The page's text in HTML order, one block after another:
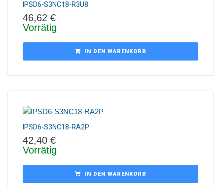
IPSD6-S3NC18-R3U8
46,62 €
Vorrätig
IN DEN WARENKORB
IPSD6-S3NC18-RA2P
42,40 €
Vorrätig
IN DEN WARENKORB